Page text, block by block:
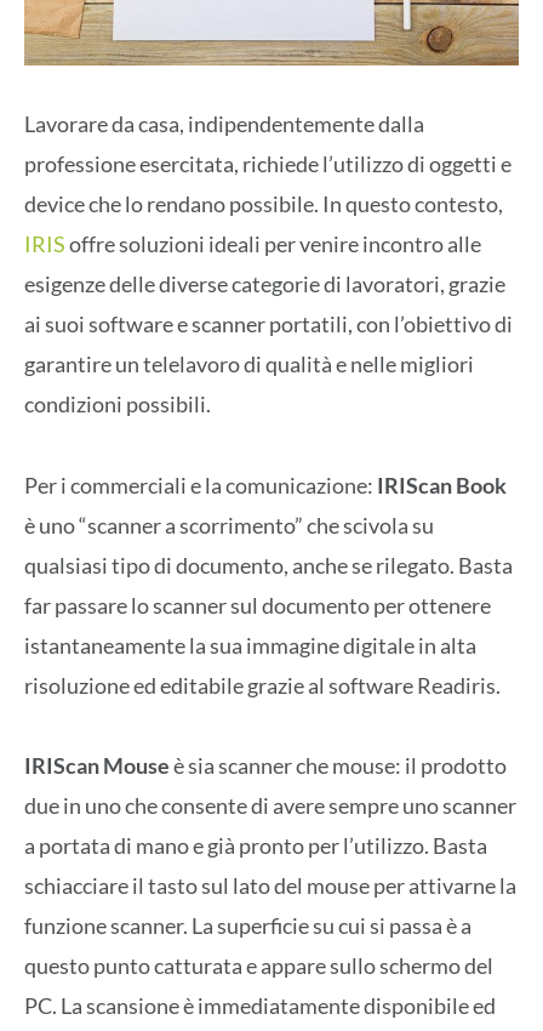
Lavorare da casa, indipendentemente dalla
professione esercitata, richiede l’utilizzo di oggetti e
device che lo rendano possibile. In questo contesto,
IRISoffre soluzioni ideali per venire incontro alle
esigenze delle diverse categorie di lavoratori, grazie
ai suoi software e scanner portatili, con l’obiettivo di
garantire un telelavoro di qualità e nelle migliori
condizioni possibili.
Per i commerciali e la comunicazione: IRIScan Book
è uno “scanner a scorrimento” che scivola su
qualsiasi tipo di documento, anche se rilegato. Basta
far passare lo scanner sul documento per ottenere
istantaneamente la sua immagine digitale in alta
risoluzione ed editabile grazie al software Readiris.
IRIScan Mouseè sia scanner che mouse: il prodotto
due in uno che consente di avere sempre uno scanner
a portata di mano e già pronto per l’utilizzo. Basta
schiacciare il tasto sul lato del mouse per attivarne la
funzione scanner. La superficie su cui si passa è a
questo punto catturata e appare sullo schermo del
PC. La scansione è immediatamente disponibile ed